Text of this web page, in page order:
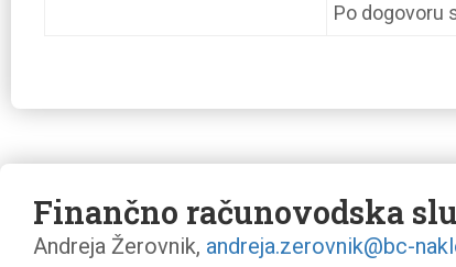
Po dogovoru
Finančno računovodska
Andreja Žerovnik, andreja.zerovnik@bc-